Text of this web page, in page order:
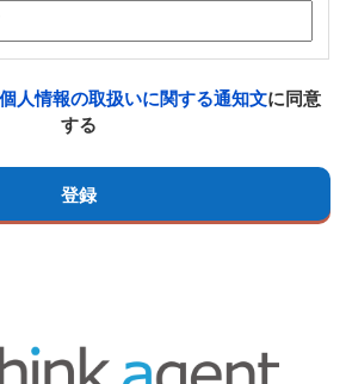
人情報の取扱いに関する通知文に同意
する